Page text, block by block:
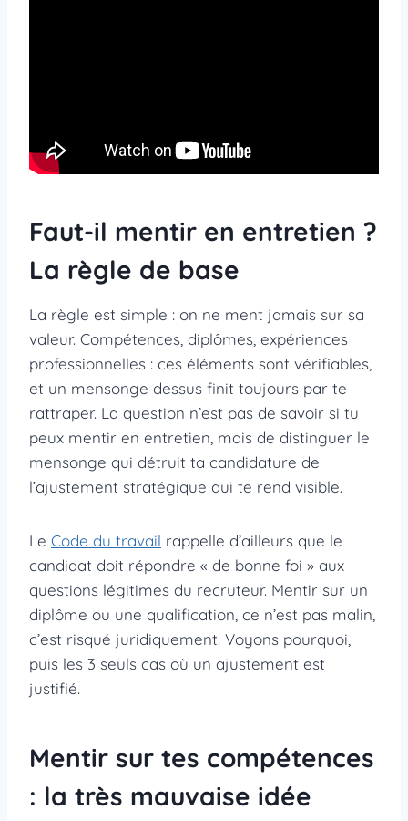
Faut-il mentir en entretien ?
La règle de base
La règle est simple : on ne ment jamais sur sa
valeur. Compétences, diplômes, expériences
professionnelles : ces éléments sont vérifiables,
et un mensonge dessus finit toujours par te
rattraper. La question n’est pas de savoir si tu
peux mentir en entretien, mais de distinguer le
mensonge qui détruit ta candidature de
l’ajustement stratégique qui te rend visible.
Le Code du travail rappelle d’ailleurs que le
candidat doit répondre « de bonne foi » aux
questions légitimes du recruteur. Mentir sur un
diplôme ou une qualification, ce n’est pas malin,
c’est risqué juridiquement. Voyons pourquoi,
puis les 3 seuls cas où un ajustement est
justifié.
Mentir sur tes compétences
: la très mauvaise idée